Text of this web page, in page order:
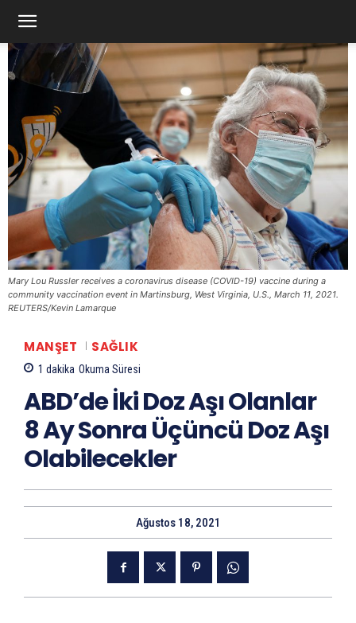
Mary Lou Russler receives a coronavirus disease (COVID-19) vaccine during a
community vaccination event in Martinsburg, West Virginia, U.S., March 11, 2021.
REUTERS/Kevin Lamarque
MANŞET SAĞLIK
1 dakika Okuma Süresi
ABD’de İki Doz Aşı Olanlar
8 Ay Sonra Üçüncü Doz Aşı
Olabilecekler
Ağustos 18, 2021